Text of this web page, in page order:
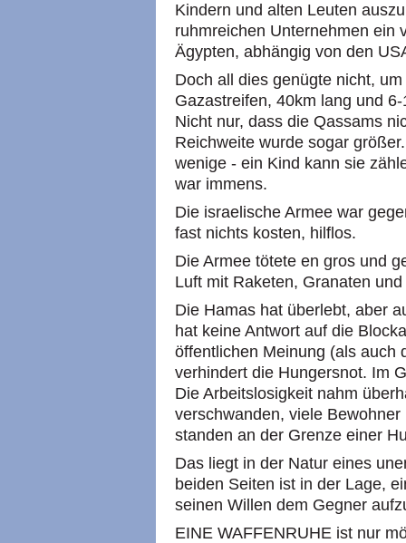
Kindern und alten Leuten
ruhmreichen Unternehmen ein
Ägypten, abhängig von den
Doch all dies genügte nicht,
Gazastreifen, 40km lang und
Nicht nur, dass die Qassams
Reichweite wurde sogar
wenige - ein Kind kann sie
war immens.
Die israelische Armee war
fast nichts kosten, hilflos.
Die Armee tötete en gros und
Luft mit Raketen, Granaten
Die Hamas hat überlebt, aber
hat keine Antwort auf die
öffentlichen Meinung (als auch
verhindert die Hungersnot. Im
Die Arbeitslosigkeit nahm
verschwanden, viele
standen an der Grenze einer
Das liegt in der Natur eines
beiden Seiten ist in der Lage,
seinen Willen dem Gegner
EINE WAFFENRUHE ist nur